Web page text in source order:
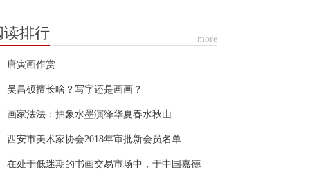
读排行 more
唐寅画作赏
吴昌硕擅长啥？写字还是画画？
画家法法：抽象水墨演绎华夏春水秋山
西安市美术家协会2018年审批新会员名单
在处于低迷期的书画交易市场中，于中国嘉德